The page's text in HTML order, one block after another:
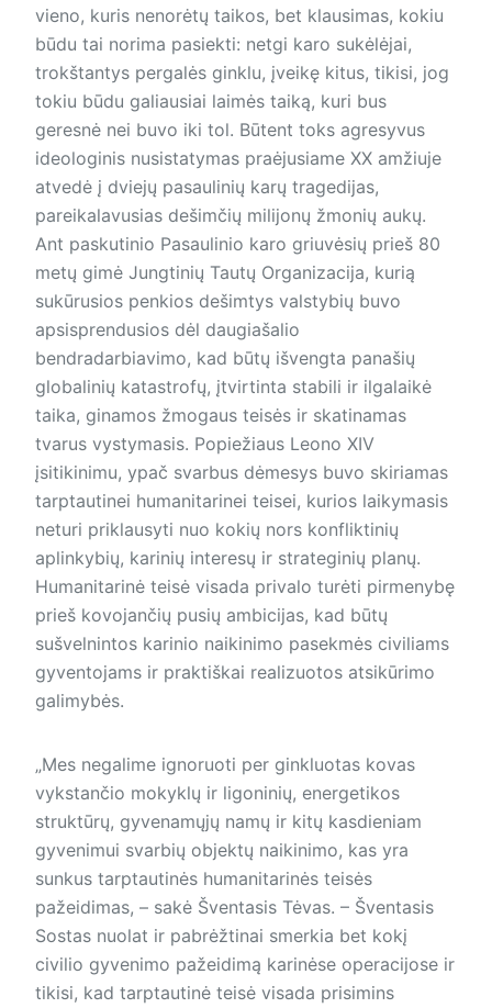
vieno, kuris nenorėtų taikos, bet klausimas, kokiu
būdu tai norima pasiekti: netgi karo sukėlėjai,
trokštantys pergalės ginklu, įveikę kitus, tikisi, jog
tokiu būdu galiausiai laimės taiką, kuri bus
geresnė nei buvo iki tol. Būtent toks agresyvus
ideologinis nusistatymas praėjusiame XX amžiuje
atvedė į dviejų pasaulinių karų tragedijas,
pareikalavusias dešimčių milijonų žmonių aukų.
Ant paskutinio Pasaulinio karo griuvėsių prieš 80
metų gimė Jungtinių Tautų Organizacija, kurią
sukūrusios penkios dešimtys valstybių buvo
apsisprendusios dėl daugiašalio
bendradarbiavimo, kad būtų išvengta panašių
globalinių katastrofų, įtvirtinta stabili ir ilgalaikė
taika, ginamos žmogaus teisės ir skatinamas
tvarus vystymasis. Popiežiaus Leono XIV
įsitikinimu, ypač svarbus dėmesys buvo skiriamas
tarptautinei humanitarinei teisei, kurios laikymasis
neturi priklausyti nuo kokių nors konfliktinių
aplinkybių, karinių interesų ir strateginių planų.
Humanitarinė teisė visada privalo turėti pirmenybę
prieš kovojančių pusių ambicijas, kad būtų
sušvelnintos karinio naikinimo pasekmės civiliams
gyventojams ir praktiškai realizuotos atsikūrimo
galimybės.
„Mes negalime ignoruoti per gink­luotas kovas
vykstančio mokyklų ir ligoninių, energetikos
struktūrų, gyvenamųjų namų ir kitų kasdie­niam
gyvenimui svarbių objektų naikinimo, kas yra
sunkus tarptautinės humanitarinės teisės
pažeidimas, – sakė Šventasis Tėvas. – Šventasis
Sostas nuolat ir pabrėžtinai smerkia bet kokį
civilio gyvenimo pažeidimą karinėse operacijose ir
tikisi, kad tarptautinė teisė visada prisimins